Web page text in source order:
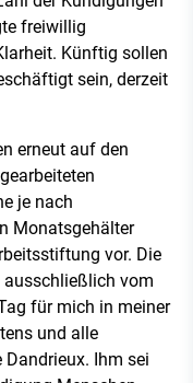
freiwillig
Künftig sollen
sein, derzeit
erneut auf den
je nach
Monatsgehälter
vor. Die
vom
für mich in meiner
und alle
Dandrieux. Ihm sei